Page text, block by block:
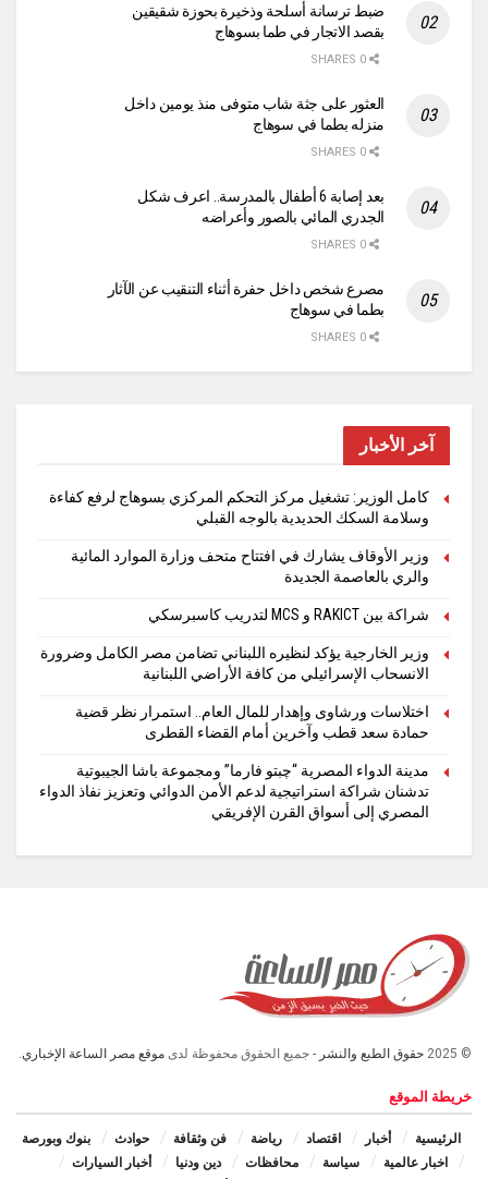
ضبط ترسانة أسلحة وذخيرة بحوزة شقيقين
بقصد الاتجار في طما بسوهاج
العثور على جثة شاب متوفى منذ يومين داخل
منزله بطما في سوهاج
بعد إصابة 6 أطفال بالمدرسة.. اعرف شكل
الجدري المائي بالصور وأعراضه
مصرع شخص داخل حفرة أثناء التنقيب عن الآثار
بطما في سوهاج
آخر الأخبار
كامل الوزير: تشغيل مركز التحكم المركزي بسوهاج لرفع كفاءة
وسلامة السكك الحديدية بالوجه القبلي
وزير الأوقاف يشارك في افتتاح متحف وزارة الموارد المائية
والري بالعاصمة الجديدة
شراكة بين RAKICT و MCS لتدريب كاسبرسكي
وزير الخارجية يؤكد لنظيره اللبناني تضامن مصر الكامل وضرورة
الانسحاب الإسرائيلي من كافة الأراضي اللبنانية
اختلاسات ورشاوى وإهدار للمال العام.. استمرار نظر قضية
حمادة سعد قطب وآخرين أمام القضاء القطرى
مدينة الدواء المصرية “چبتو فارما” ومجموعة باشا الجيبوتية
تدشنان شراكة استراتيجية لدعم الأمن الدوائي وتعزيز نفاذ الدواء
المصري إلى أسواق القرن الإفريقي
© 2025 حقوق الطبع والنشر - جميع الحقوق محفوظة لدى موقع مصر الساعة الإخباري.
خريطة الموقع
الرئيسية أخبار اقتصاد رياضة فن وثقافة حوادث
بنوك وبورصة
اخبار عالمية
سياسة محافظات دين ودنيا
أخبار السيارات